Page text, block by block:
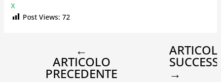
X
Post Views: 72
←
ARTICOLO
PRECEDENTE →